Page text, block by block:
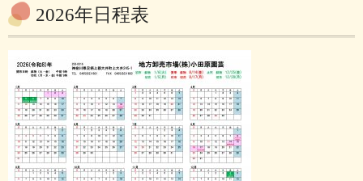
2026年日程表